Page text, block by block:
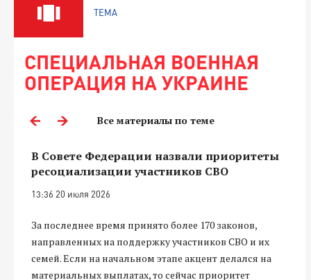
ТЕМА
СПЕЦИАЛЬНАЯ ВОЕННАЯ
ОПЕРАЦИЯ НА УКРАИНЕ
Все материалы по теме
В Совете Федерации назвали приоритеты
ресоциализации участников СВО
13:36 20 июля 2026
За последнее время принято более 170 законов,
направленных на поддержку участников СВО и их
семей. Если на начальном этапе акцент делался на
материальных выплатах, то сейчас приоритет